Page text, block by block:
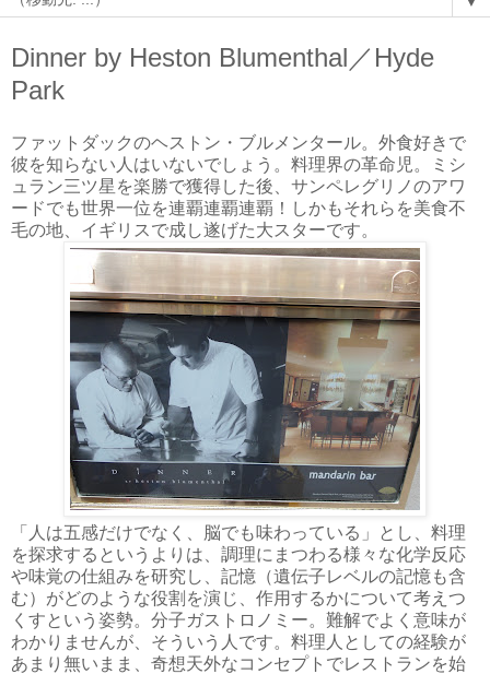
Dinner by Heston Blumenthal／Hyde
Park
ファットダックのヘストン・ブルメンタール。外食好きで
彼を知らない人はいないでしょう。料理界の革命児。ミシ
ュラン三ツ星を楽勝で獲得した後、サンペレグリノのアワ
ードでも世界一位を連覇連覇連覇！しかもそれらを美食不
毛の地、イギリスで成し遂げた大スターです。
「人は五感だけでなく、脳でも味わっている」とし、料理
を探求するというよりは、調理にまつわる様々な化学反応
や味覚の仕組みを研究し、記憶（遺伝子レベルの記憶も含
む）がどのような役割を演じ、作用するかについて考えつ
くすという姿勢。分子ガストロノミー。難解でよく意味が
わかりませんが、そういう人です。料理人としての経験が
あまり無いまま、奇想天外なコンセプトでレストランを始